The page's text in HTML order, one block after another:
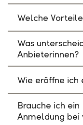
Welche
Was
Anbieterinnen?
Wie eröffne ich
Brauche ich
Anmeldung bei